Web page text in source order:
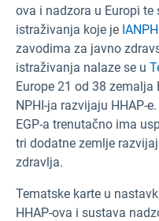
ova i nadzora u Europi
istraživanja koje je
zavodima za javno
istraživanja nalaze se u
Europe 21 od 38 zemalja
NPHI-ja razvijaju HHAP-
EGP-a trenutačno ima
tri dodatne zemlje
zdravlja.
Tematske karte u
HHAP-ova i sustava